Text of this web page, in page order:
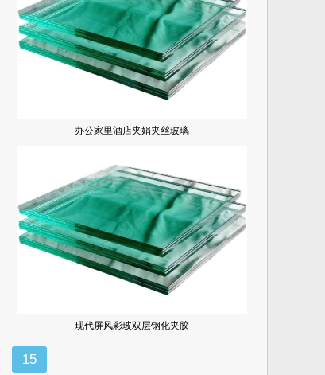
办公家里酒店夹娟夹丝玻璃
现代屏风彩玻双层钢化夹胶
15